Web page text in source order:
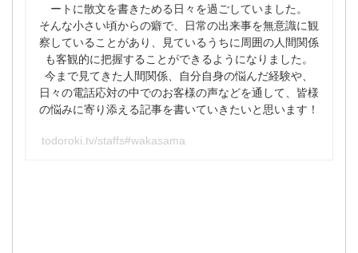
ートに散文を書きためる日々を過ごしていました。
そんな小さい頃からの癖で、日常の出来事を無意識に観
察していることがあり、見ているうちに周囲の人間関係
も客観的に把握することができるようになりました。
今まで見てきた人間関係、自分自身の悩んだ経験や、
日々の電話応対の中でのお客様の声などを通して、皆様
の悩みに寄り添える記事を書いていきたいと思います！
todoroki.tv/staffs#wakasama